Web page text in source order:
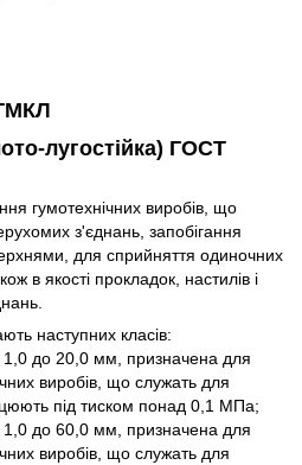
лугостійка) ГОСТ
гумотехнічних виробів, що
з'єднань, запобігання
для сприйняття одиночних
в якості прокладок, настилів і
наступних класів:
до 20,0 мм, призначена для
виробів, що служать для
під тиском понад 0,1 МПа;
до 60,0 мм, призначена для
виробів, що служать для